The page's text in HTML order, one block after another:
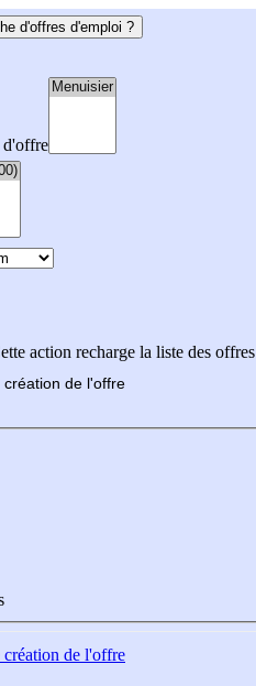
d'offres d'emploi ?
d'offre
action recharge la liste des offres
création de l'offre
de l'offre